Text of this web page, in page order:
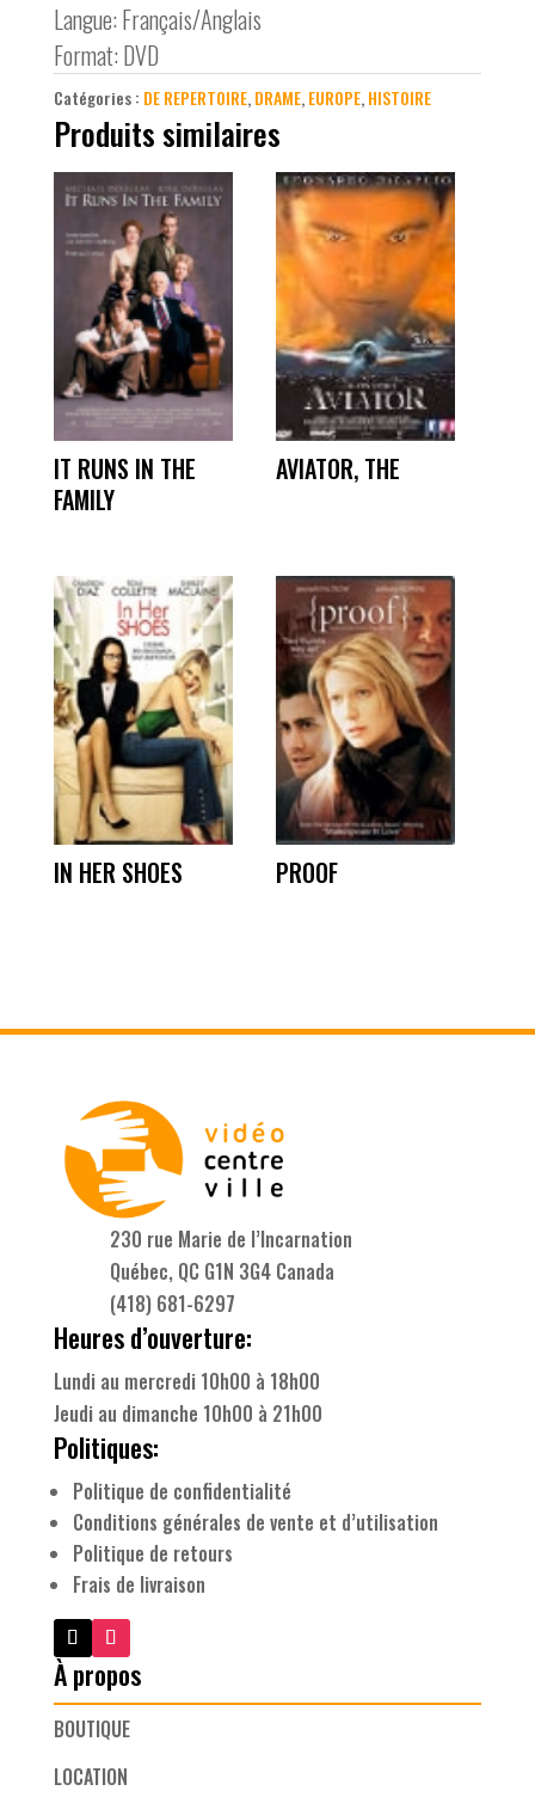
Langue: Français/Anglais
Format: DVD
Catégories : DE REPERTOIRE,DRAME,EUROPE,HISTOIRE
Produits similaires
IT RUNS IN THE
FAMILY
AVIATOR, THE
IN HER SHOES PROOF
230 rue Marie de l’Incarnation
Québec, QC G1N 3G4 Canada
(418) 681-6297
Heures d’ouverture:
Lundi au mercredi 10h00 à 18h00
Jeudi au dimanche 10h00 à 21h00
Politiques:
Politique de confidentialité
Conditions générales de vente et d’utilisation
Politique de retours
Frais de livraison
À propos
BOUTIQUE
LOCATION